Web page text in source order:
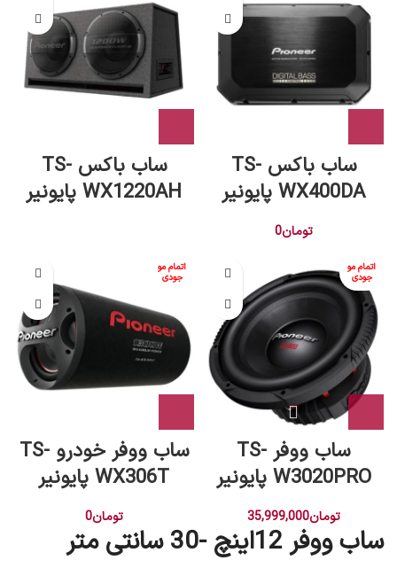
ساب باکس TS-
WX400DA پایونیر
تومان0
ساب باکس TS-
WX1220AH پایونیر
اتمام مو
جودی
ساب ووفر TS-
W3020PRO پایونیر
تومان35,999,000
اتمام مو
جودی
ساب ووفر خودرو TS-
WX306T پایونیر
تومان0
ساب ووفر 12اینچ -30 سانتی متر